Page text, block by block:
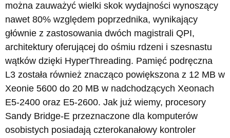
można zauważyć wielki skok wydajności wynoszący
nawet 80% względem poprzednika, wynikający
głównie z zastosowania dwóch magistrali QPI,
architektury oferującej do ośmiu rdzeni i szesnastu
wątków dzięki HyperThreading. Pamięć podręczna
L3 została również znacząco powiększona z 12 MB w
Xeonie 5600 do 20 MB w nadchodzących Xeonach
E5-2400 oraz E5-2600. Jak już wiemy, procesory
Sandy Bridge-E przeznaczone dla komputerów
osobistych posiadają czterokanałowy kontroler